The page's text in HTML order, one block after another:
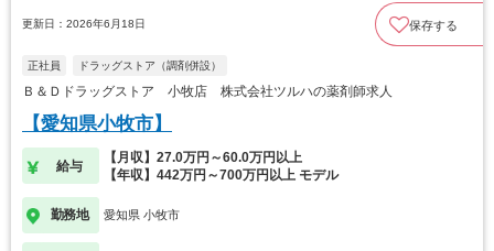
更新日：2026年6月18日 保存する
正社員 ドラッグストア（調剤併設）
Ｂ＆Ｄドラッグストア 小牧店 株式会社ツルハの薬剤師求人
【愛知県小牧市】
給与
【月収】27.0万円～60.0万円以上
【年収】442万円～700万円以上 モデル
勤務地 愛知県 小牧市